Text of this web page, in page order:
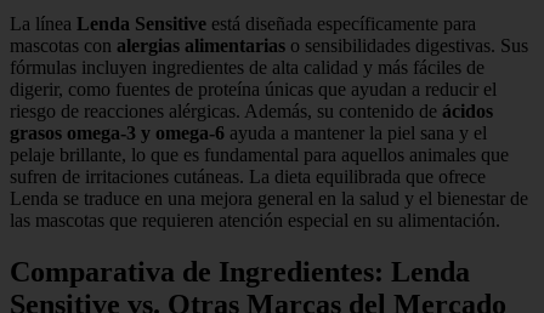
La línea Lenda Sensitive está diseñada específicamente para
mascotas con alergias alimentarias o sensibilidades digestivas. Sus
fórmulas incluyen ingredientes de alta calidad y más fáciles de
digerir, como fuentes de proteína únicas que ayudan a reducir el
riesgo de reacciones alérgicas. Además, su contenido de ácidos
grasos omega-3 y omega-6 ayuda a mantener la piel sana y el
pelaje brillante, lo que es fundamental para aquellos animales que
sufren de irritaciones cutáneas. La dieta equilibrada que ofrece
Lenda se traduce en una mejora general en la salud y el bienestar de
las mascotas que requieren atención especial en su alimentación.
Comparativa de Ingredientes: Lenda
Sensitive vs. Otras Marcas del Mercado